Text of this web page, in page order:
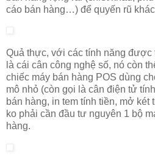
cáo bán hàng…) để quyến rũ
Quả thực, với các tính năng được
là cái cân công nghệ số, nó còn
chiếc máy bán hàng POS dùng
mô nhỏ (còn gọi là cân điện tử
bán hàng, in tem tính tiền, mở két
ko phải cần đầu tư nguyên 1 bộ
hàng.